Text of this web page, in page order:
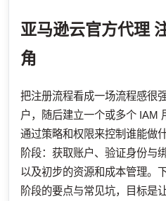
亚马逊云官方代理
角
把注册流程看成一场流程感很
户，随后建立一个或多个 IAM
通过策略和权限来控制谁能做
阶段：获取账户、验证身份与
以及初步的资源和成本管理。
阶段的要点与常见坑，目标是